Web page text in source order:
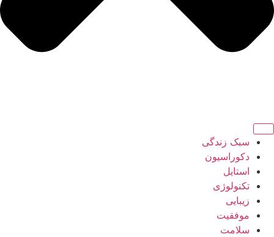
سبک زندگی
دکوراسیون
استایل
تکنولوژی
زیبایی
موفقیت
سلامت